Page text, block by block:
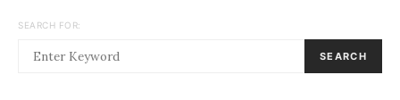
SEARCH FOR:
SEARCH